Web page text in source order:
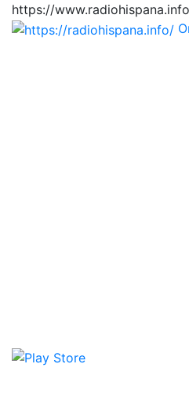
https://